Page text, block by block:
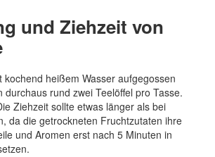
und Ziehzeit von
kochend heißem Wasser aufgegossen
durchaus rund zwei Teelöffel pro Tasse.
Ziehzeit sollte etwas länger als bei
da die getrockneten Fruchtzutaten ihre
und Aromen erst nach 5 Minuten in